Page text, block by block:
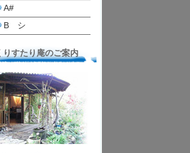
A#
B シ
りすたり庵のご案内